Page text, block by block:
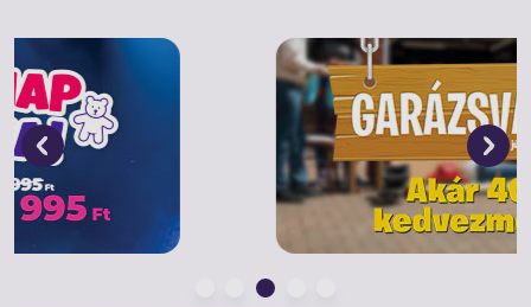
játéktábla pörgetővel, 100 kártya, 5 pörgess és nyerj
zseton, 4 autó, 24 ember figura, 12 állat figura,
játékpénz, játékszabály. Játékosok száma: 2-4 játékos.
Ajánlott korosztály: 8 éves kortól.